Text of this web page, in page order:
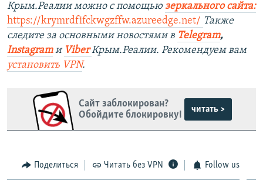
Крым.Реалии можно с помощью зеркального сайта:
https://krymrdfifckwgzffw.azureedge.net/ Также
следите за основными новостями в Telegram,
Instagram и ViberКрым.Реалии. Рекомендуем вам
установить VPN.
Сайт заблокирован?
Обойдите блокировку!
читать >
Поделиться Читать без VPN Follow us